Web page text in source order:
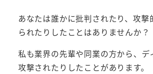
あなたは誰かに批判されたり、攻撃
られたりしたことはありませんか？
私も業界の先輩や同業の方から、デ
攻撃されたりしたことがあります。